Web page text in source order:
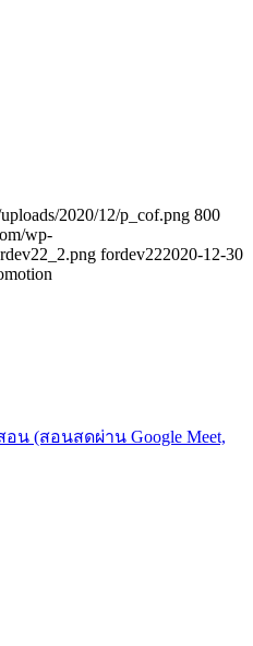
2020/12/p_cof.png 800
wp-
fordev222020-12-30
น (สอนสดผ่าน Google Meet,